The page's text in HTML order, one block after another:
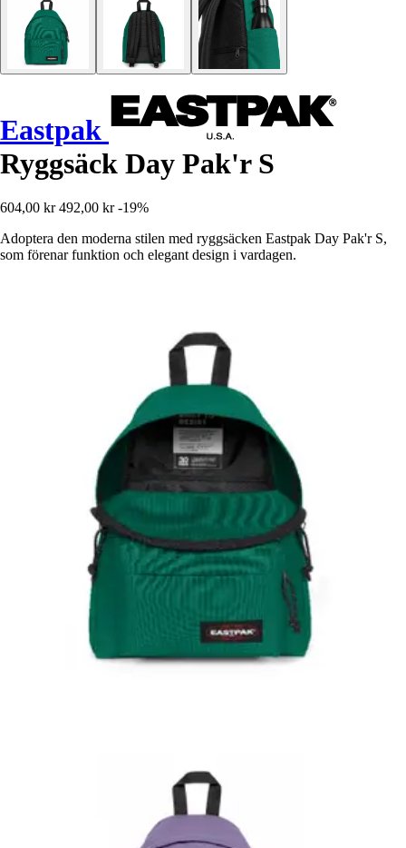
Eastpak
Ryggsäck Day Pak'r S
604,00 kr 492,00 kr -19%
Adoptera den moderna stilen med ryggsäcken Eastpak Day Pak'r S,
som förenar funktion och elegant design i vardagen.